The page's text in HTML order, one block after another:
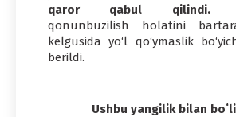
qaror qabul qilindi.
qonunbuzilish holatini
kelgusida yo‘l qo‘ymaslik
berildi.
Ushbu yangilik bilan